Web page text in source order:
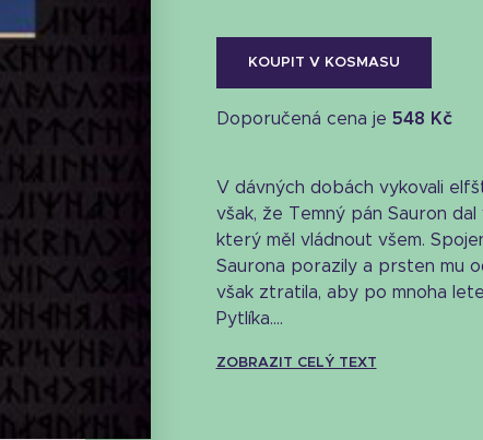
Stáhnout obálku
KOUPIT V KOSMASU
Doporučená cena je 548 Kč
V dávných dobách vykovali
však, že Temný pán Sauron
který měl vládnout všem.
Saurona porazily a prsten mu
však ztratila, aby po mnoha
Pytlíka....
ZOBRAZIT CELÝ TEXT